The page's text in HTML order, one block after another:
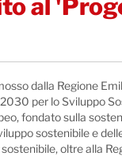
al
dalla Regione
per lo Sviluppo
fondato sulla
sostenibile e
oltre alla